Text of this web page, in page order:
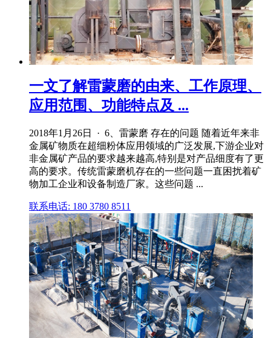
一文了解雷蒙磨的由来、工作原理、
应用范围、功能特点及 ...
2018年1月26日 · 6、雷蒙磨 存在的问题 随着近年来非
金属矿物质在超细粉体应用领域的广泛发展,下游企业对
非金属矿产品的要求越来越高,特别是对产品细度有了更
高的要求。传统雷蒙磨机存在的一些问题一直困扰着矿
物加工企业和设备制造厂家。这些问题 ...
联系电话: 180 3780 8511